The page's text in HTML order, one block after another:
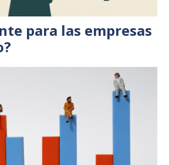
para las empresas